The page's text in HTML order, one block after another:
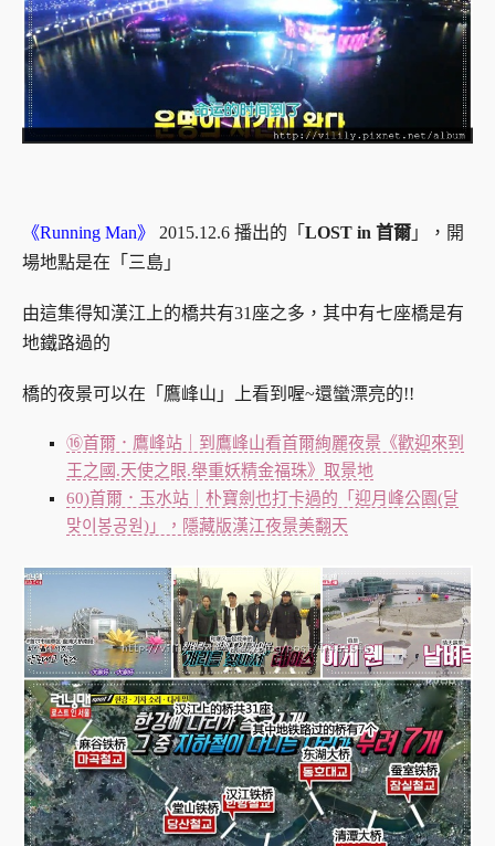
《Running Man》 2015.12.6 播出的「 LOST in 首爾 」，開
場地點是在「三島」
由這集得知漢江上的橋共有31座之多，其中有七座橋是有
地鐵路過的
橋的夜景可以在「鷹峰山」上看到喔~還蠻漂亮的!!
⑯首爾．鷹峰站｜到鷹峰山看首爾絢麗夜景《歡迎來到
王之國.天使之眼.舉重妖精金福珠》取景地
60)首爾．玉水站｜朴寶劍也打卡過的「迎月峰公園(달
맞이봉공원)」，隱藏版漢江夜景美翻天